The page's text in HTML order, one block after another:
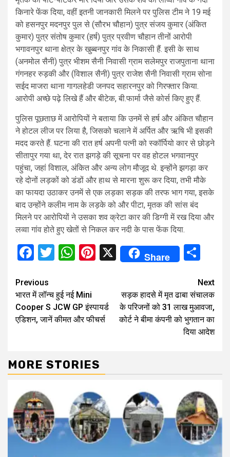
किनारे फेंक दिया, वहीं इतनी जानकारी मिलने पर पुलिस टीम ने 19 मई
को हसनपुर मदनपुर पुल से (सौरभ चौहान) पुत्र संजय कुमार (अंकित
कुमार) पुत्र संतोष कुमार (हर्ष) पुत्र प्रवीण चौहान तीनों आरोपी
भगावनपुर थाना क्षेत्र के खुब्बनपुर गांव के निकासी हैं. इसी के साथ
(अनमोल सैनी) पुत्र भीशम सैनी निवासी ग्राम सलेमपुर राजपुताना थाना
गंगनहर रुड़की और (विशाल सैनी) पुत्र राजेश सैनी निवासी ग्राम सोना
सईद माजरा थाना गागलहेडी जनपद सहारनपुर को गिरफ्तार किया.
आरोपी अच्छे पढ़े लिखे हैं और बीटेक, बी.फार्मा जैसे कोर्स किए हुए हैं.
पुलिस पूछताछ में आरोपियों ने बताया कि उनमें से हर्ष और अंकित चौहान
ने होटल लीज पर लिया है, जिसको चलाने में अर्पित और ऋषि भी इसकी
मदद करते हैं. घटना की रात हर्ष अपनी पत्नी को स्कॉर्पियो कार से छोड़ने
सीतापुर गया था, देर रात झगड़े की सूचना पर वह होटल भगवानपुर
पहुंचा, जहां विशाल, अंकित और अन्य लोग मौजूद थे. इन्होंने झगड़ा कर
रहे दोनों लड़कों को डंडों और हाथ से मारना शुरू कर दिया, तभी मौके
का फायदा उठाकर उनमें से एक लड़का सड़क की तरफ भाग गया, इसके
बाद उन्होंने कलीम नाम के लड़के को और पीटा, मृतक की सांस बंद
मिलने पर आरोपियों ने उसका शव क्रेटा कार की डिग्गी में रख दिया और
लव्वा गांव होते हुए खेतों से निकल कर नदी के पास फेंक दिया.
Facebook
Twitter
WhatsApp
Pinterest
X Share
Continue
Reading
Previous
भारत में लॉन्च हुई नई Mini
Cooper S JCW GP इंस्पायर्ड
एडिशन, जानें कीमत और फीचर्स
Next
सड़क हादसे में मृत ढाबा संचालक
के परिजनों को 31 लाख मुआवजा,
कोर्ट ने बीमा कंपनी को भुगतान का
दिया आदेश
MORE STORIES